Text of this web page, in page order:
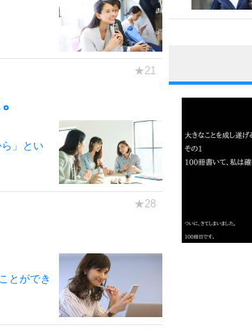
」とい
とができ
1
3